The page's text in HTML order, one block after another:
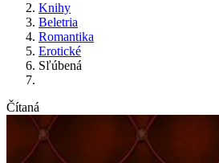
Knihy
Beletria
Romantika
Erotické
Sľúbená
Čítaná